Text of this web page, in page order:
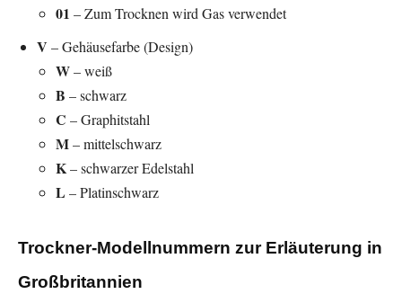
01 – Zum Trocknen wird Gas verwendet
V – Gehäusefarbe (Design)
W– weiß
B – schwarz
C – Graphitstahl
M– mittelschwarz
K– schwarzer Edelstahl
L – Platinschwarz
Trockner-Modellnummern zur Erläuterung in
Großbritannien